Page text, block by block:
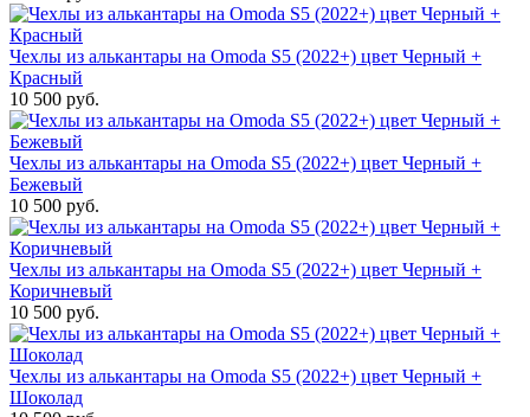
Чехлы из алькантары на Omoda S5 (2022+) цвет Черный +
Красный
10 500 руб.
Чехлы из алькантары на Omoda S5 (2022+) цвет Черный +
Бежевый
10 500 руб.
Чехлы из алькантары на Omoda S5 (2022+) цвет Черный +
Коричневый
10 500 руб.
Чехлы из алькантары на Omoda S5 (2022+) цвет Черный +
Шоколад